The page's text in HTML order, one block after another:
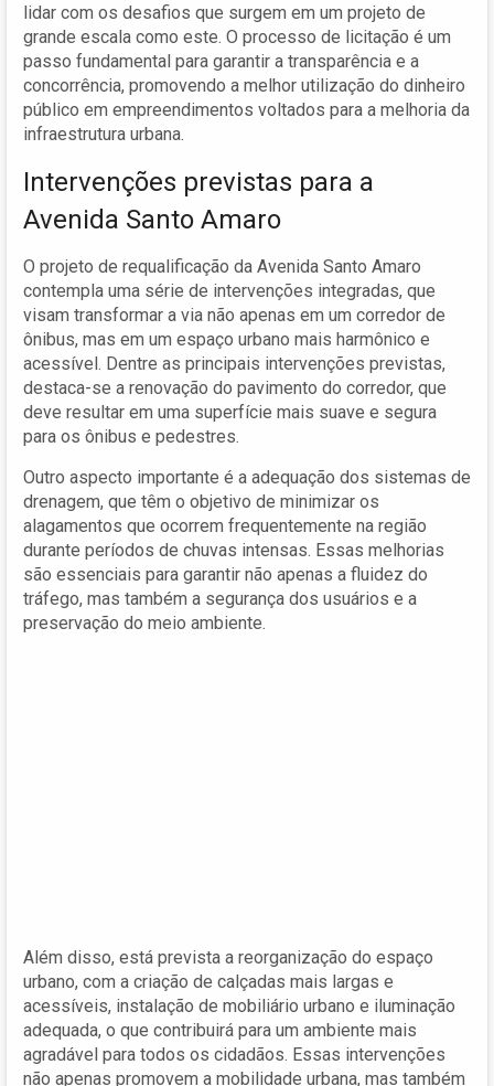
lidar com os desafios que surgem em um projeto de
grande escala como este. O processo de licitação é um
passo fundamental para garantir a transparência e a
concorrência, promovendo a melhor utilização do dinheiro
público em empreendimentos voltados para a melhoria da
infraestrutura urbana.
Intervenções previstas para a
Avenida Santo Amaro
O projeto de requalificação da Avenida Santo Amaro
contempla uma série de intervenções integradas, que
visam transformar a via não apenas em um corredor de
ônibus, mas em um espaço urbano mais harmônico e
acessível. Dentre as principais intervenções previstas,
destaca-se a renovação do pavimento do corredor, que
deve resultar em uma superfície mais suave e segura
para os ônibus e pedestres.
Outro aspecto importante é a adequação dos sistemas de
drenagem, que têm o objetivo de minimizar os
alagamentos que ocorrem frequentemente na região
durante períodos de chuvas intensas. Essas melhorias
são essenciais para garantir não apenas a fluidez do
tráfego, mas também a segurança dos usuários e a
preservação do meio ambiente.
Além disso, está prevista a reorganização do espaço
urbano, com a criação de calçadas mais largas e
acessíveis, instalação de mobiliário urbano e iluminação
adequada, o que contribuirá para um ambiente mais
agradável para todos os cidadãos. Essas intervenções
não apenas promovem a mobilidade urbana, mas também